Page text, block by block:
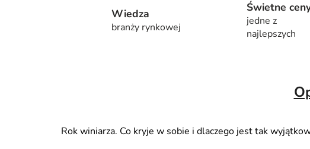
Wiedza
branży rynkowej
Świetne
jedne z
najlepszych
Rok winiarza. Co kryje w sobie i dlaczego jest tak